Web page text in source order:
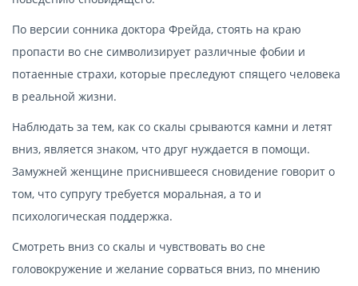
По версии сонника доктора Фрейда, стоять на краю
пропасти во сне символизирует различные фобии и
потаенные страхи, которые преследуют спящего человека
в реальной жизни.
Наблюдать за тем, как со скалы срываются камни и летят
вниз, является знаком, что друг нуждается в помощи.
Замужней женщине приснившееся сновидение говорит о
том, что супругу требуется моральная, а то и
психологическая поддержка.
Смотреть вниз со скалы и чувствовать во сне
головокружение и желание сорваться вниз, по мнению